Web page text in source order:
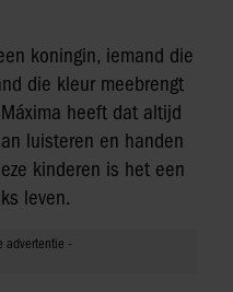
koningin, iemand die
die kleur meebrengt
heeft dat altijd
luisteren en handen
kinderen is het een
leven.